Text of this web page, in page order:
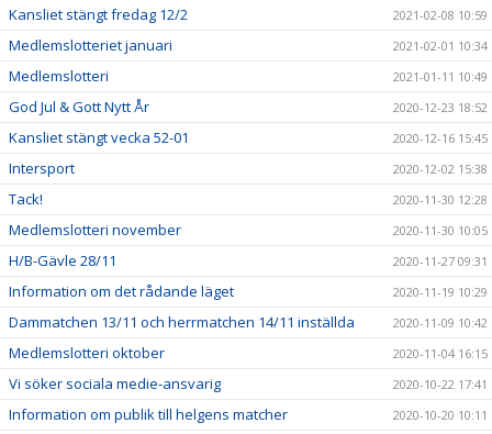
Kansliet stängt fredag 12/2 2021-02-08 10:59
Medlemslotteriet januari 2021-02-01 10:34
Medlemslotteri 2021-01-11 10:49
God Jul & Gott Nytt År 2020-12-23 18:52
Kansliet stängt vecka 52-01 2020-12-16 15:45
Intersport 2020-12-02 15:38
Tack! 2020-11-30 12:28
Medlemslotteri november 2020-11-30 10:05
H/B-Gävle 28/11 2020-11-27 09:31
Information om det rådande läget 2020-11-19 10:29
Dammatchen 13/11 och herrmatchen 14/11 inställda 2020-11-09 10:42
Medlemslotteri oktober 2020-11-04 16:15
Vi söker sociala medie-ansvarig 2020-10-22 17:41
Information om publik till helgens matcher 2020-10-20 10:11